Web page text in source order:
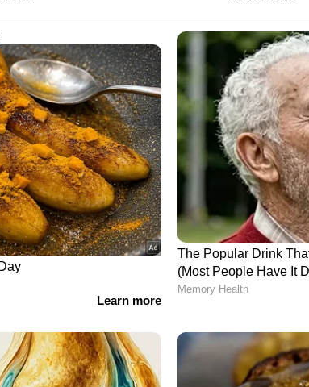
ഇവന്റുകളുടെ പേരിലും പ്രശസ്‍തനാണ്.
ഒരു രാത്രിയായി മാറാന്‍
നൃത്തത്തിന്റെയും ഏറ്റവും
- അദ്ദേഹം പറഞ്ഞു.
ധവാന്‍, കൃതി സാനൊന്‍ എന്നിങ്ങനെ
താരനിരയാണ് ഐഫ വീക്കെന്‍ഡ് ആന്റ്
അഭിഷേക് ബച്ചനും ഫര്‍ഹാന്‍ അക്തറും മനീഷ്
അബുദാബിയിലെ പ്രമുഖ
വാര്‍ഷിക അവാര്‍ഡ് ദാന ചടങ്ങ്